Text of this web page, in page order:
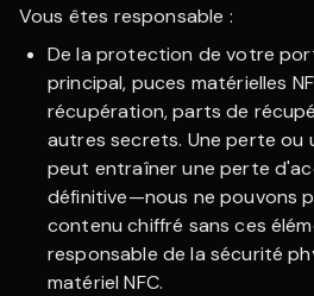
Vous êtes responsable :
De la protection de votre
principal, puces matérielles
récupération, parts de
autres secrets. Une perte ou
peut entraîner une perte
définitive—nous ne pouvons
contenu chiffré sans ces
responsable de la sécurité
matériel NFC.